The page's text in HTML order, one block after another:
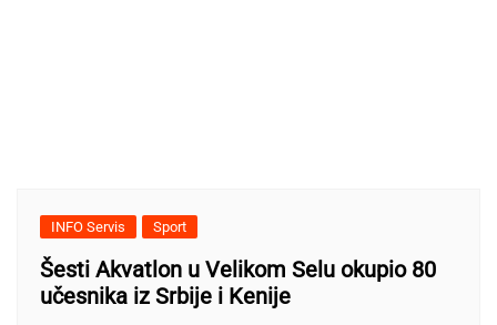
INFO Servis Sport
Šesti Akvatlon u Velikom Selu okupio 80
učesnika iz Srbije i Kenije